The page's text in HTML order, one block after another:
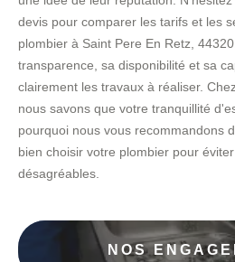
devis pour comparer les tarifs et les
plombier à Saint Pere En Retz,
transparence, sa disponibilité et sa
clairement les travaux à réaliser.
nous savons que votre tranquillité
pourquoi nous vous recommandons
bien choisir votre plombier pour
désagréables.
NOS